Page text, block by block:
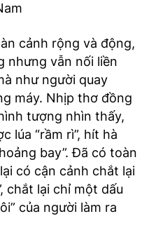
cảnh rộng và động,
nhưng vẫn nối liền
như người quay
máy. Nhịp thơ đồng
tượng nhìn thấy,
lúa “rầm rì”, hít hà
bay”. Đã có toàn
có cận cảnh chắt lại
chắt lại chỉ một dấu
của người làm ra